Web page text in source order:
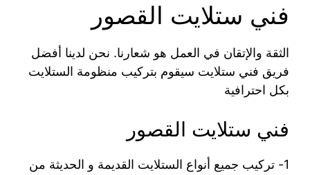
فني ستلايت القصور
الثقة والإتقان في العمل هو شعارنا. نحن لدينا أفضل
فريق فني ستلايت سيقوم بتركيب منظومة الستلايت
بكل احترافية
فني ستلايت القصور
1- تركيب جميع أنواع الستلايت القديمة و الحديثة من